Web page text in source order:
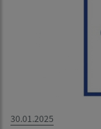
30.01.2025